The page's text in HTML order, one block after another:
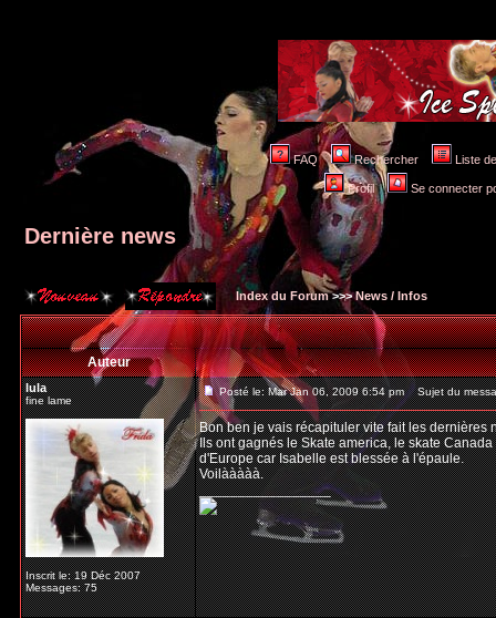
FAQ Rechercher Liste
Profil Se connecter
Dernière news
Index du Forum>>>News / Infos
Auteur
lula
fine lame
Inscrit le: 19 Déc 2007
Messages: 75
Posté le: Mar Jan 06, 2009 6:54 pm Sujet du
Bon ben je vais récapituler vite fait les dernières
Ils ont gagnés le Skate america, le skate
d'Europe car Isabelle est blessée à l'épaule.
Voilààààà.
_________________